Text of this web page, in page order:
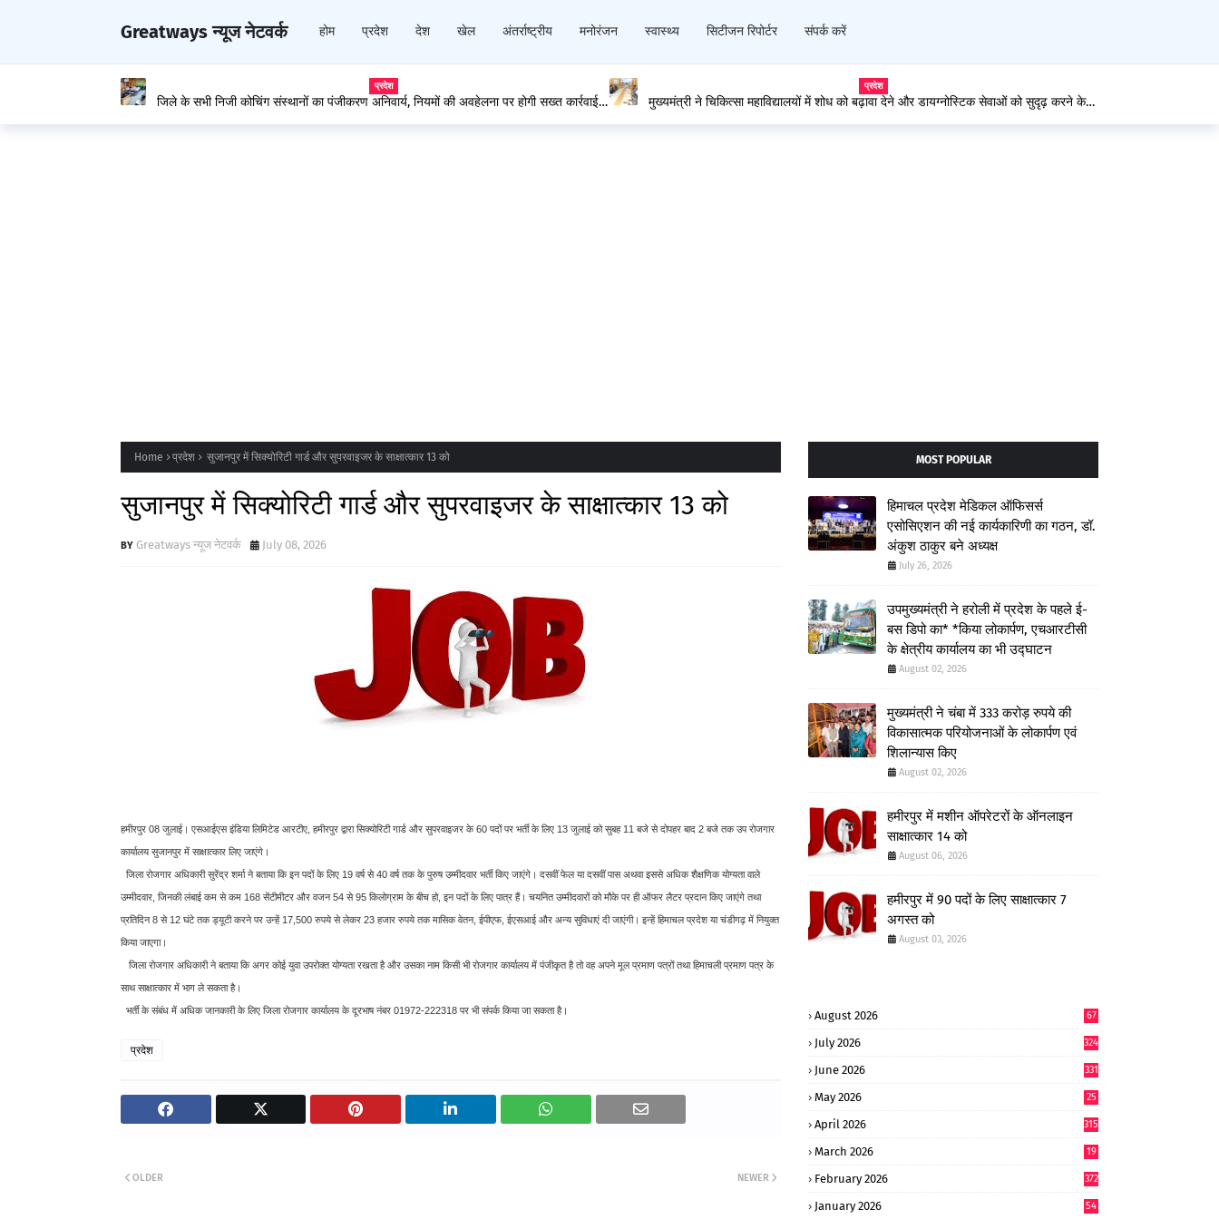
Greatways न्यूज नेटवर्क होम प्रदेश देश खेल अंतर्राष्ट्रीय मनोरंजन स्वास्थ्य सिटीजन रिपोर्टर संपर्क करें
प्रदेश
जिले के सभी निजी कोचिंग संस्थानों का पंजीकरण अनिवार्य, नियमों की अवहेलना पर होगी सख्त कार्रवाई:
प्रदेश
मुख्यमंत्री ने चिकित्सा महाविद्यालयों में शोध को बढ़ावा देने और डायग्नोस्टिक सेवाओं को सुदृढ़ करने के
Home प्रदेश सुजानपुर में सिक्योरिटी गार्ड और सुपरवाइजर के साक्षात्कार 13 को
सुजानपुर में सिक्योरिटी गार्ड और सुपरवाइजर के साक्षात्कार 13 को
Greatways न्यूज नेटवर्क July 08, 2026
हमीरपुर 08 जुलाई। एसआईएस इंडिया लिमिटेड आरटीए, हमीरपुर द्वारा सिक्योरिटी गार्ड और सुपरवाइजर के 60 पदों पर भर्ती के लिए 13 जुलाई को सुबह 11 बजे से दोपहर बाद 2 बजे तक उप रोजगार
कार्यालय सुजानपुर में साक्षात्कार लिए जाएंगे।
जिला रोजगार अधिकारी सुरेंद्र शर्मा ने बताया कि इन पदों के लिए 19 वर्ष से 40 वर्ष तक के पुरुष उम्मीदवार भर्ती किए जाएंगे। दसवीं फेल या दसवीं पास अथवा इससे अधिक शैक्षणिक योग्यता वाले
उम्मीदवार, जिनकी लंबाई कम से कम 168 सेंटीमीटर और वजन 54 से 95 किलोग्राम के बीच हो, इन पदों के लिए पात्र हैं। चयनित उम्मीदवारों को मौके पर ही ऑफर लैटर प्रदान किए जाएंगे तथा
प्रतिदिन 8 से 12 घंटे तक ड्यूटी करने पर उन्हें 17,500 रुपये से लेकर 23 हजार रुपये तक मासिक वेतन, ईपीएफ, ईएसआई और अन्य सुविधाएं दी जाएंगी। इन्हें हिमाचल प्रदेश या चंडीगढ़ में नियुक्त
किया जाएगा।
जिला रोजगार अधिकारी ने बताया कि अगर कोई युवा उपरोक्त योग्यता रखता है और उसका नाम किसी भी रोजगार कार्यालय में पंजीकृत है तो वह अपने मूल प्रमाण पत्रों तथा हिमाचली प्रमाण पत्र के
साथ साक्षात्कार में भाग ले सकता है।
भर्ती के संबंध में अधिक जानकारी के लिए जिला रोजगार कार्यालय के दूरभाष नंबर 01972-222318 पर भी संपर्क किया जा सकता है।
प्रदेश
NEWER
OLDER
MOST POPULAR
हिमाचल प्रदेश मेडिकल ऑफिसर्स
एसोसिएशन की नई कार्यकारिणी का गठन, डॉ.
अंकुश ठाकुर बने अध्यक्ष
July 26, 2026
उपमुख्यमंत्री ने हरोली में प्रदेश के पहले ई-
बस डिपो का* *किया लोकार्पण, एचआरटीसी
के क्षेत्रीय कार्यालय का भी उद्घाटन
August 02, 2026
मुख्यमंत्री ने चंबा में 333 करोड़ रुपये की
विकासात्मक परियोजनाओं के लोकार्पण एवं
शिलान्यास किए
August 02, 2026
हमीरपुर में मशीन ऑपरेटरों के ऑनलाइन
साक्षात्कार 14 को
August 06, 2026
हमीरपुर में 90 पदों के लिए साक्षात्कार 7
अगस्त को
August 03, 2026
August 2026 67
July 2026 324
June 2026 331
May 2026
25
April 2026 315
March 2026
19
February 2026 372
January 2026
54